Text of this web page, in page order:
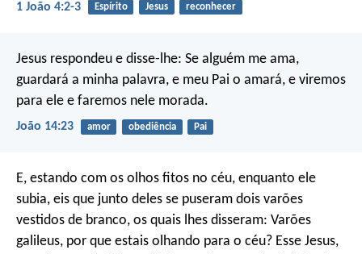
1 João 4:2-3 Espírito Jesus reconhecer
Jesus respondeu e disse-lhe: Se alguém me ama,
guardará a minha palavra, e meu Pai o amará, e viremos
para ele e faremos nele morada.
João 14:23 amor obediência Pai
E, estando com os olhos fitos no céu, enquanto ele
subia, eis que junto deles se puseram dois varões
vestidos de branco, os quais lhes disseram: Varões
galileus, por que estais olhando para o céu? Esse Jesus,